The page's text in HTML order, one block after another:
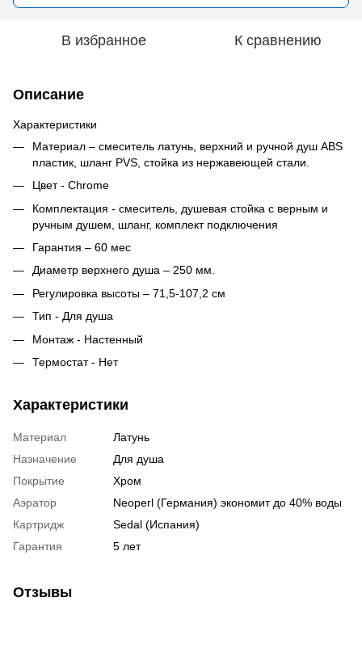
В избранное К сравнению
Описание
Характеристики
Материал – смеситель латунь, верхний и ручной душ ABS
пластик, шланг PVS, стойка из нержавеющей стали.
Цвет - Chrome
Комплектация - смеситель, душевая стойка с верным и
ручным душем, шланг, комплект подключения
Гарантия – 60 мес
Диаметр верхнего душа – 250 мм.
Регулировка высоты – 71,5-107,2 см
Тип - Для душа
Монтаж - Настенный
Термостат - Нет
Характеристики
Материал
Латунь
Назначение
Для душа
Покрытие
Хром
Аэратор
Neoperl (Германия) экономит до 40% воды
Картридж
Sedal (Испания)
Гарантия
5 лет
Отзывы